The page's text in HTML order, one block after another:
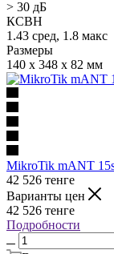
> 30 дБ
КСВН
1.43 сред, 1.8 макс
Размеры
140 x 348 x 82 мм
MikroTik mANT
42 526 тенге
Варианты цен
42 526 тенге
Подробности